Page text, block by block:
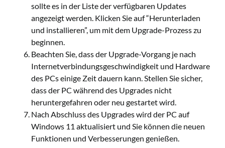
sollte es in der Liste der verfügbaren Updates
angezeigt werden. Klicken Sie auf “Herunterladen
und installieren”, um mit dem Upgrade-Prozess zu
beginnen.
Beachten Sie, dass der Upgrade-Vorgang je nach
Internetverbindungsgeschwindigkeit und Hardware
des PCs einige Zeit dauern kann. Stellen Sie sicher,
dass der PC während des Upgrades nicht
heruntergefahren oder neu gestartet wird.
Nach Abschluss des Upgrades wird der PC auf
Windows 11 aktualisiert und Sie können die neuen
Funktionen und Verbesserungen genießen.